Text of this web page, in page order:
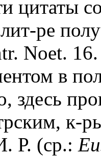
цитаты
ре
Noet.
в
здесь
к-
Р. (ср.: